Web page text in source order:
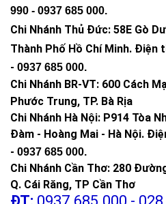
990 - 0937 685 000.
Chi Nhánh Thủ Đức: 58E Gò
Thành Phố Hồ Chí Minh. Điện
- 0937 685 000.
Chi Nhánh BR-VT: 600 Cách
Phước Trung, TP. Bà Rịa
Chi Nhánh Hà Nội: P914 Tòa
Đàm - Hoàng Mai - Hà Nội.
- 0937 685 000.
Chi Nhánh Cần Thơ: 280
Q. Cái Răng, TP Cần Thơ